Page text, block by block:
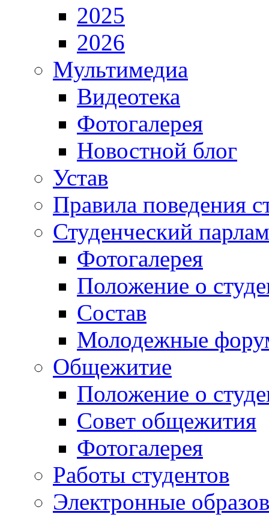
2025
2026
Мультимедиа
Видеотека
Фотогалерея
Новостной блог
Устав
Правила поведения
Студенческий
Фотогалерея
Положение о
Состав
Молодежные
Общежитие
Положение о
Совет общежития
Фотогалерея
Работы студентов
Электронные